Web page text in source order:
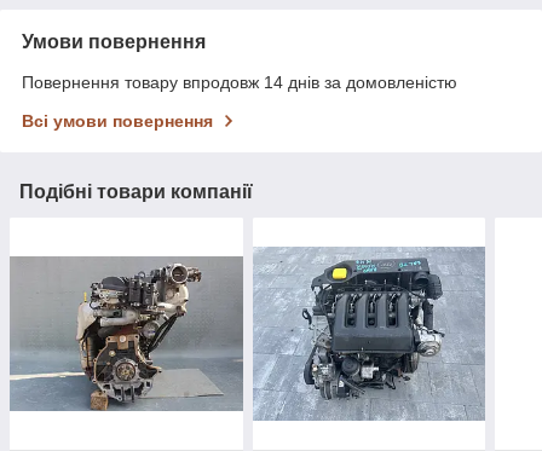
Умови повернення
Повернення товару впродовж 14 днів за домовленістю
Всі умови повернення
Подібні товари компанії